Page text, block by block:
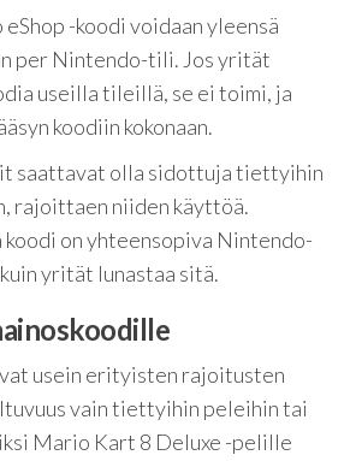
-koodi voidaan yleensä
per Nintendo-tili. Jos yrität
useilla tileillä, se ei toimi, ja
koodiin kokonaan.
saattavat olla sidottuja tiettyihin
rajoittaen niiden käyttöä.
on yhteensopiva Nintendo-
yrität lunastaa sitä.
usein erityisten rajoitusten
vain tiettyihin peleihin tai
Mario Kart 8 Deluxe -pelille